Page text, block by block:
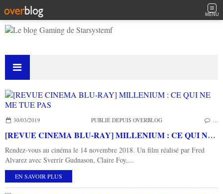
MENU
30/03/2019 PUBLIÉ DEPUIS OVERBLOG …
[REVUE CINEMA BLU-RAY] MILLENIUM : CE QUI NE ME TUE PAS
Rendez-vous au cinéma le 14 novembre 2018. Un film réalisé par Fred
Alvarez avec Sverrir Gudnason, Claire Foy,...
EN SAVOIR PLUS